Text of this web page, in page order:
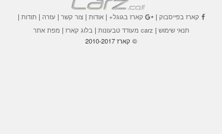
קארז בפייסבוק| קארז בגוגל+|אודות |צור קשר | עזרה | תודות |
תנאי שימוש | carz מעודד טבעונות | בלוג קארז | מפת אתר
© קארז 2010-2017